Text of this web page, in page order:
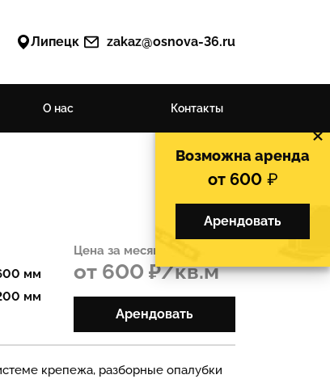
Липецк zakaz@osnova-36.ru
О нас Контакты
Возможна аренда
от 600
Арендовать
×
мм
мм
Цена за месяц:
от 600 ₽/кв.м
Арендовать
крепежа, разборные опалубки